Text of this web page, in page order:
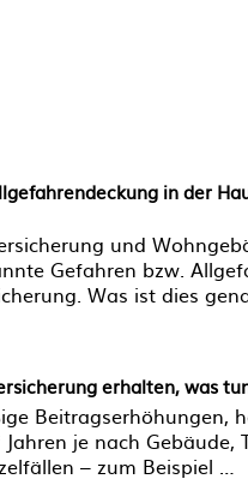
in der
und
Gefahren bzw.
Was ist dies
erhalten, was
Beitragserhöhungen,
je nach
– zum Beispiel …